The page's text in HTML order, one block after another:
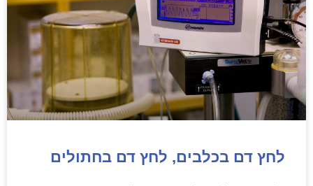
לחץ דם בכלבים, לחץ דם בחתולים